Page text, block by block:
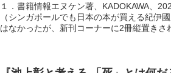
１．書籍情報エヌケン著、KADOKAWA、
（シンガポールでも日本の本が買える紀伊
はなかったが、新刊コーナーに2冊縦置きさ